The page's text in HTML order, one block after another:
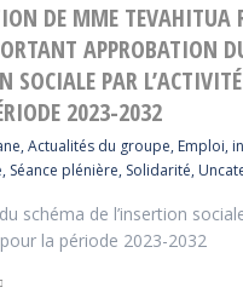
DE MME TEVAHITUA
APPROBATION
SOCIALE PAR
2023-2032
, Actualités du groupe, Emploi,
, Séance plénière, Solidarité,
schéma de l’insertion
la période 2023-2032